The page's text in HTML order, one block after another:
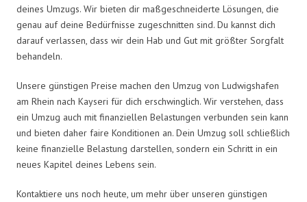
deines Umzugs. Wir bieten dir maßgeschneiderte Lösungen, die
genau auf deine Bedürfnisse zugeschnitten sind. Du kannst dich
darauf verlassen, dass wir dein Hab und Gut mit größter Sorgfalt
behandeln.
Unsere günstigen Preise machen den Umzug von Ludwigshafen
am Rhein nach Kayseri für dich erschwinglich. Wir verstehen, dass
ein Umzug auch mit finanziellen Belastungen verbunden sein kann
und bieten daher faire Konditionen an. Dein Umzug soll schließlich
keine finanzielle Belastung darstellen, sondern ein Schritt in ein
neues Kapitel deines Lebens sein.
Kontaktiere uns noch heute, um mehr über unseren günstigen